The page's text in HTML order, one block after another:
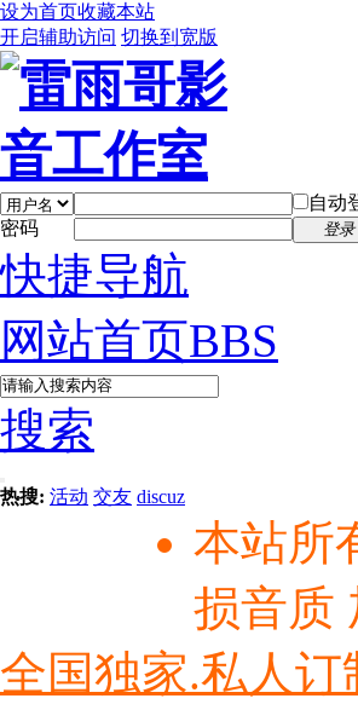
设为首页收藏本站
开启辅助访问 切换到宽版
自动
密码
登录
快捷导航
网站首页BBS
搜索
热搜: 活动 交友 discuz
本站所
损音质
全国独家.私人